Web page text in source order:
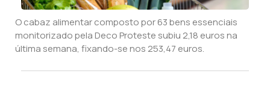
O cabaz alimentar composto por 63 bens essenciais
monitorizado pela Deco Proteste subiu 2,18 euros na
última semana, fixando-se nos 253,47 euros.